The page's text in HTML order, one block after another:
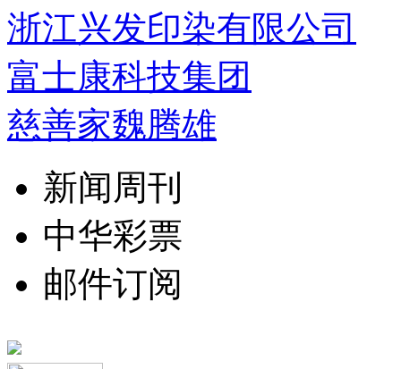
浙江兴发印染有限公司
富士康科技集团
慈善家魏腾雄
新闻周刊
中华彩票
邮件订阅